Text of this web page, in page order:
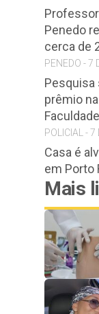
Penedo
cerca de
PENEDO - 7
Pesquisa
prêmio
POLICIAL -
Casa é
em Porto
Mais